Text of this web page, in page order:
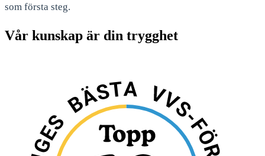
som första steg.
Vår kunskap är din trygghet